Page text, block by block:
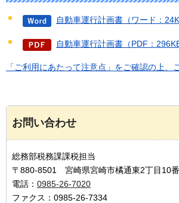
自動車運行計画書（ワード：
自動車運行計画書（PDF：296KB
「ご利用にあたって注意点」をご確認の上、
お問い合わせ
総務部税務課課税担当
〒880-8501 宮崎県宮崎市橘通東2丁目10
電話： 0985-26-7020
ファクス：0985-26-7334